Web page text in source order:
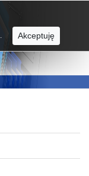
Akceptuję